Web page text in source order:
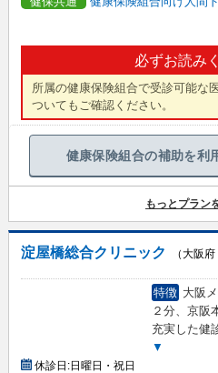
必ずお読み
所属の健康保険組合で受診可能な
ついてもご確認ください。
健康保険組合の補助を利
もっとプラン
淀屋橋総合クリニック
（大阪
特徴 大阪
２分、京阪
充実した健
▼
休診日:日曜日・祝日